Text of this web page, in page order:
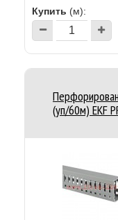
Купить (м):
(уп/60м) EKF